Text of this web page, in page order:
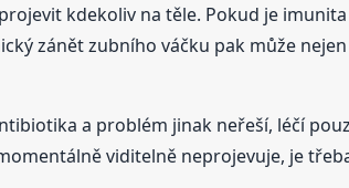
kdekoliv na těle. Pokud je
zánět zubního váčku pak může
a problém jinak neřeší, léčí
viditelně neprojevuje, je